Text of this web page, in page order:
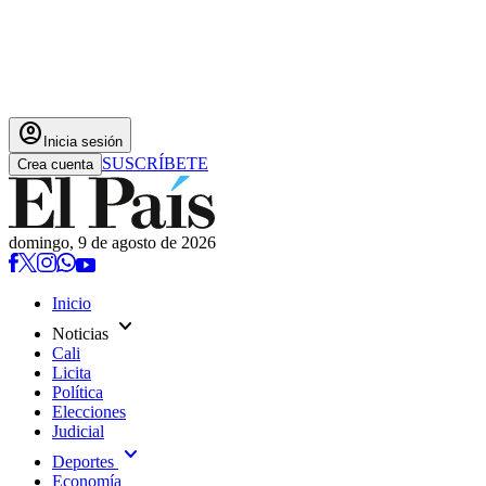
account_circle Inicia sesión
Crea cuenta SUSCRÍBETE
domingo, 9 de agosto de 2026
Inicio
Noticias expand_more
Cali
Licita
Política
Elecciones
Judicial
Deportes expand_more
Economía